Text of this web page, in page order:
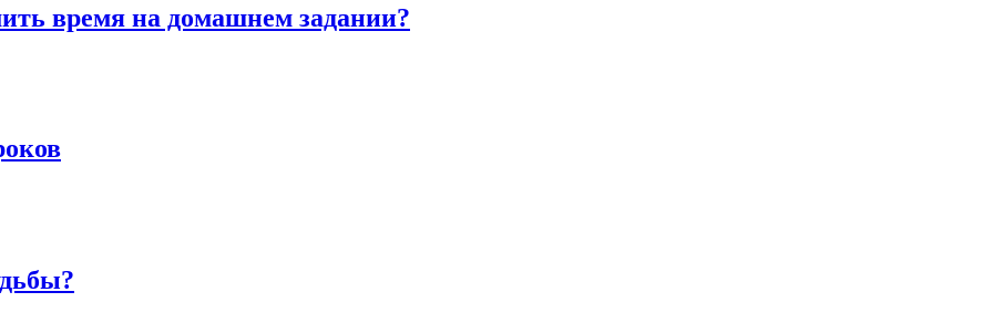
время на домашнем задании?